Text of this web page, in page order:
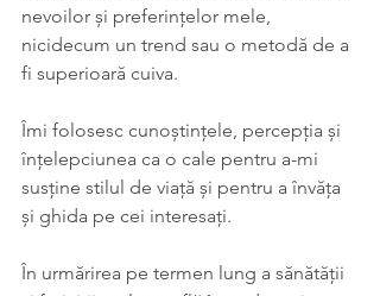
nevoilor și preferințelor mele,
nicidecum un trend sau o metodă de a
fi superioară cuiva.
Îmi folosesc cunoștințele, percepția și
înțelepciunea ca o cale pentru a-mi
susține stilul de viață și pentru a învăța
și ghida pe cei interesați.
În urmărirea pe termen lung a sănătății